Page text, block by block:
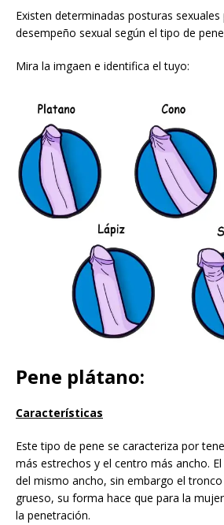
Existen determinadas posturas
desempeño sexual según el tipo de
Mira la imgaen e identifica el tuyo:
Pene plátano:
Características
Este tipo de pene se caracteriza por
más estrechos y el centro más ancho.
del mismo ancho, sin embargo el
grueso, su forma hace que para la
la penetración.